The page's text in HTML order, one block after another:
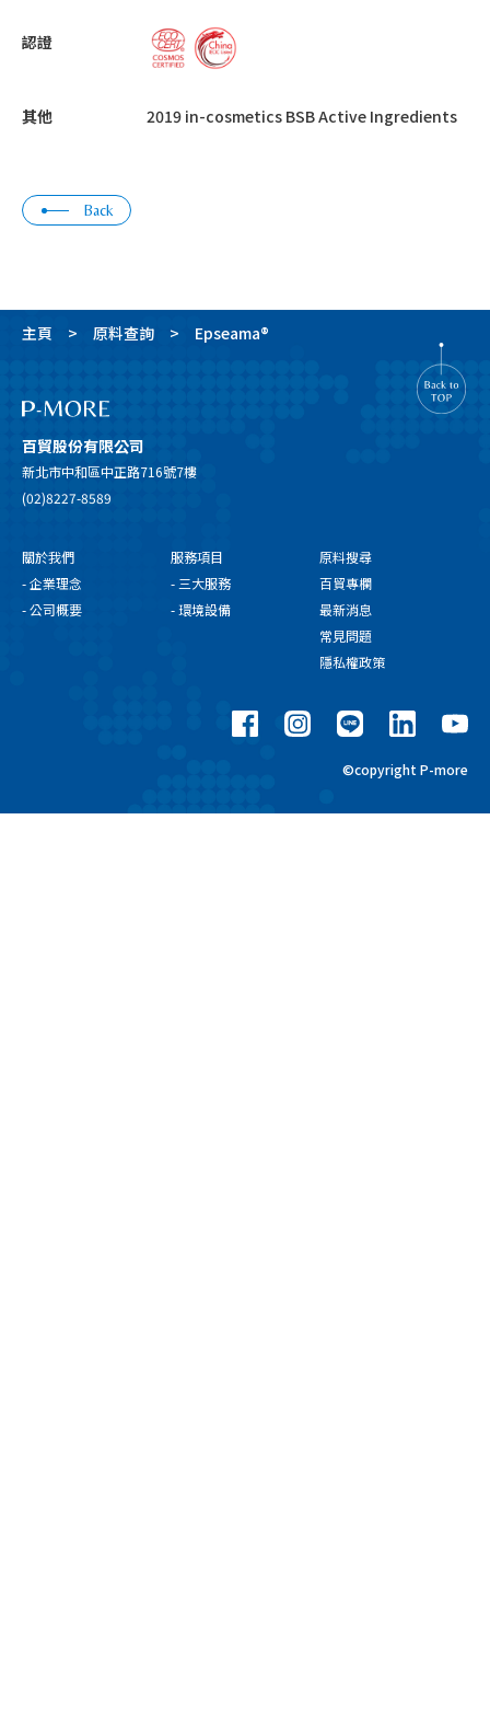
認證
其他 2019 in-cosmetics BSB Active Ingredients
Back
主頁 原料查詢 Epseama®
百貿股份有限公司
新北市中和區中正路716號7樓
(02)8227-8589
關於我們
- 企業理念
- 公司概要
服務項目
- 三大服務
- 環境設備
原料搜尋
百貿專欄
最新消息
常見問題
隱私權政策
©copyright P-more